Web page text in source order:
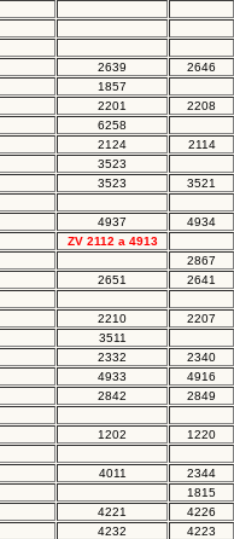
2639
2646
1857
2201
2208
6258
2124
2114
3523
3523
3521
4937
4934
ZV 2112 a 4913
2867
2651
2641
2210
2207
3511
2332
2340
4933
4916
2842
2849
1202
1220
4011
2344
1815
4221
4226
4232
4223